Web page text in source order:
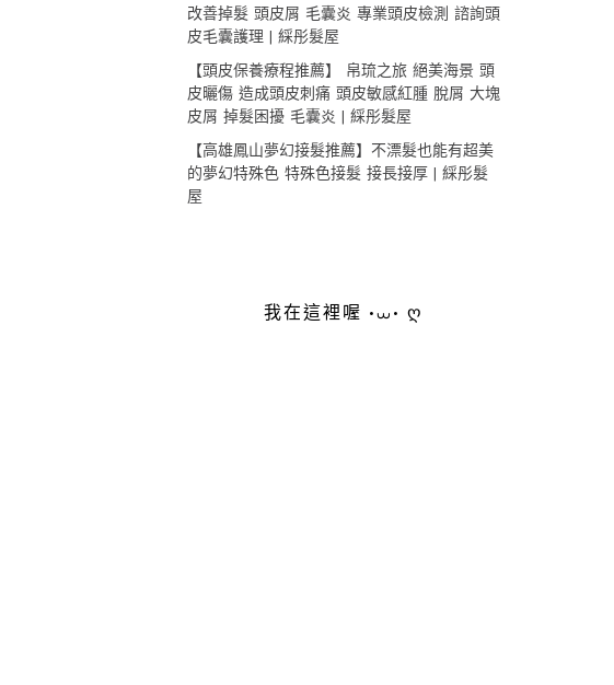
改善掉髮 頭皮屑 毛囊炎 專業頭皮檢測 諮詢頭
皮毛囊護理 | 綵彤髮屋
【頭皮保養療程推薦】 帛琉之旅 絕美海景 頭
皮曬傷 造成頭皮刺痛 頭皮敏感紅腫 脫屑 大塊
皮屑 掉髮困擾 毛囊炎 | 綵彤髮屋
【高雄鳳山夢幻接髮推薦】不漂髮也能有超美
的夢幻特殊色 特殊色接髮 接長接厚 | 綵彤髮
屋
我在這裡喔 •⩊• ღ